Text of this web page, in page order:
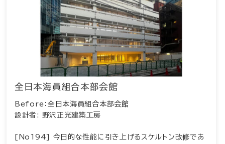
全日本海員組合本部会館
Before：全日本海員組合本部会館
設計者: 野沢正光建築工房
[No194] 今日的な性能に引き上げるスケルトン改修であ